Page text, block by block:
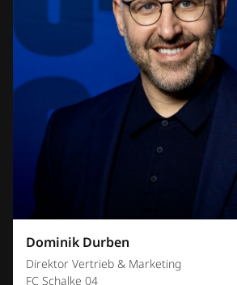
Dominik Durben
Direktor Vertrieb & Marketing
FC Schalke 04